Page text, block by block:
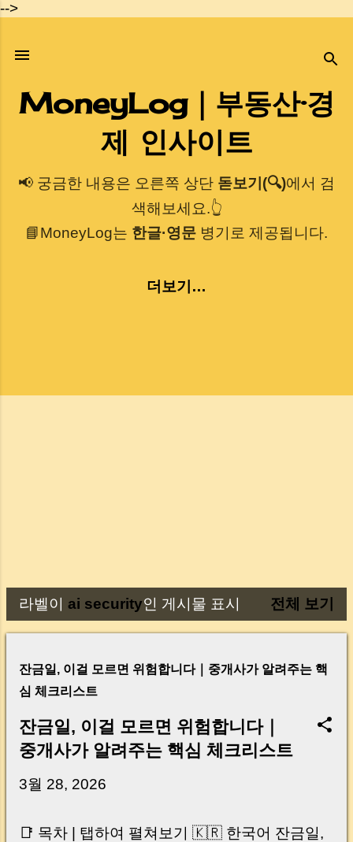
-->
기본 콘텐츠로 건너뛰기
MoneyLog｜부동산·경
제 인사이트
📢 궁금한 내용은 오른쪽 상단 돋보기(🔍)에서 검
색해보세요.👆
📘MoneyLog는 한글·영문 병기로 제공됩니다.
더보기…
글
라벨이 ai security인 게시물 표시 전체 보기
잔금일, 이걸 모르면 위험합니다｜중개사가 알려주는 핵
심 체크리스트
잔금일, 이걸 모르면 위험합니다｜
중개사가 알려주는 핵심 체크리스트
3월 28, 2026
📑 목차 | 탭하여 펼쳐보기 🇰🇷 한국어 잔금일,